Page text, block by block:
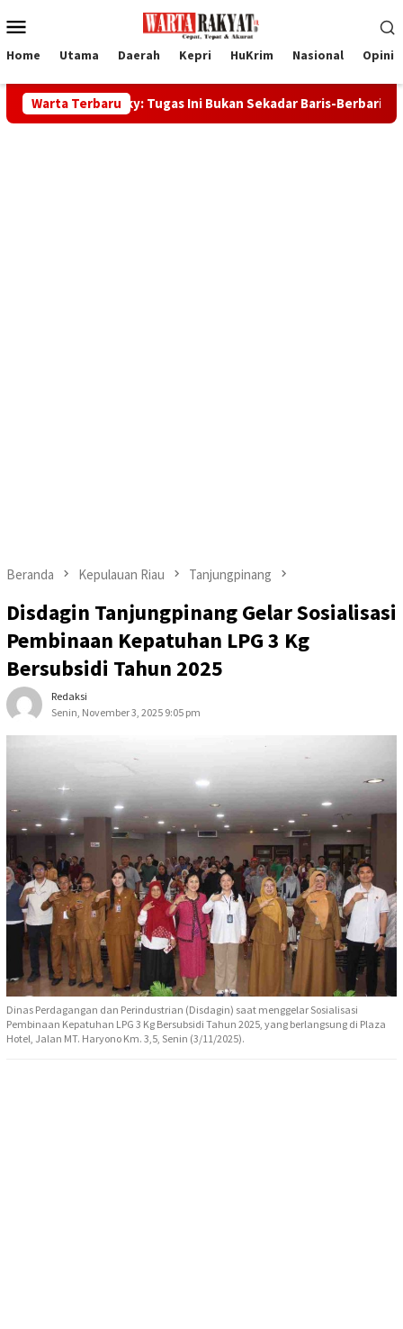
ke
Mobile
Home Utama Daerah Kepri HuKrim Nasional Opini
Warta Terbaru
Rocky: Tugas Ini Bukan Sekadar Baris-Berbaris 32
Beranda Kepulauan Riau Tanjungpinang
Disdagin Tanjungpinang Gelar Sosialisasi
Pembinaan Kepatuhan LPG 3 Kg
Bersubsidi Tahun 2025
Redaksi
Senin, November 3, 2025 9:05 pm
Dinas Perdagangan dan Perindustrian (Disdagin) saat menggelar Sosialisasi
Pembinaan Kepatuhan LPG 3 Kg Bersubsidi Tahun 2025, yang berlangsung di Plaza
Hotel, Jalan MT. Haryono Km. 3,5, Senin (3/11/2025).